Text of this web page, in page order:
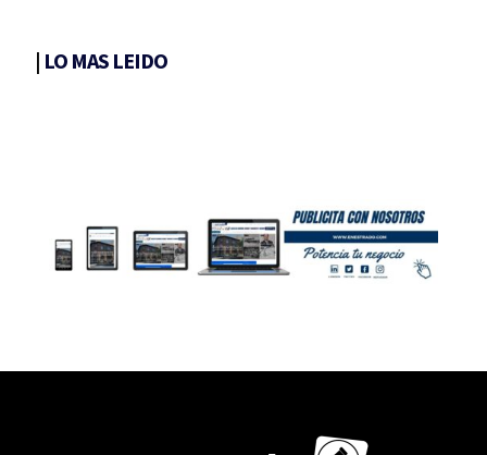
| LO MAS LEIDO